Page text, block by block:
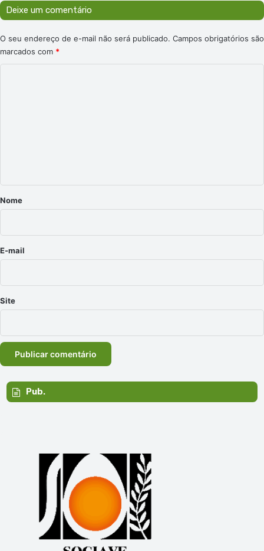
Deixe um comentário
O seu endereço de e-mail não será publicado. Campos obrigatórios são
marcados com *
r
o
*
Nome
E-mail
Site
Pub.